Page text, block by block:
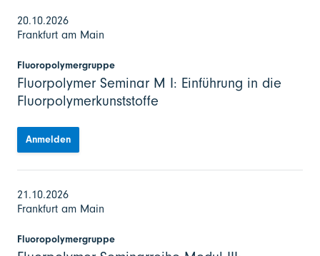
20.10.2026
Frankfurt am Main
Fluoropolymergruppe
Fluorpolymer Seminar M I: Einführung in die
Fluorpolymerkunststoffe
Anmelden
21.10.2026
Frankfurt am Main
Fluoropolymergruppe